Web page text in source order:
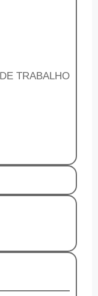
TRABALHO